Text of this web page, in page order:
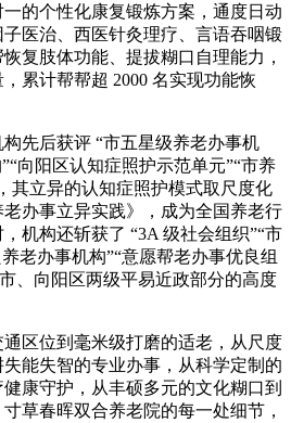
的个性化康复锻炼方案，通度日动
医治、西医针灸理疗、言语吞咽锻
复肢体功能、提拔糊口自理能力，
累计帮帮超 2000 名实现功能恢
后获评 “市五星级养老办事机
向阳区认知症照护示范单元”“市养
其立异的认知症照护模式取尺度化
办事立异实践》，成为全国养老行
机构还斩获了 “3A 级社会组织”“市
老办事机构”“意愿帮老办事优良组
、向阳区两级平易近政部分的高度
位到毫米级打磨的适老，从尺度
能失智的专业办事，从科学定制的
康守护，从丰硕多元的文化糊口到
草春晖双合养老院的每一处细节，